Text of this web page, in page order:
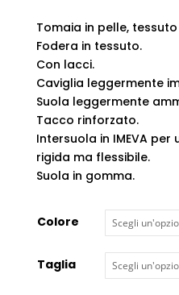
Tomaia in pelle,
Fodera in tessuto.
Con lacci.
Caviglia leggermente
Suola leggermente
Tacco rinforzato.
Intersuola in IMEVA per
rigida ma flessibile.
Suola in gomma.
Colore
Taglia